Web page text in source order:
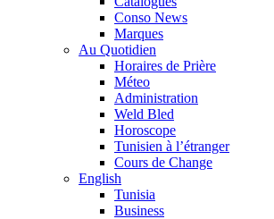
Conso News
Marques
Au Quotidien
Horaires de Prière
Méteo
Administration
Weld Bled
Horoscope
Tunisien à l’étranger
Cours de Change
English
Tunisia
Business